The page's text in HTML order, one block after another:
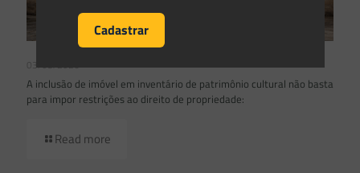
03/08/2026
A inclusão de imóvel em inventário de patrimônio cultural não basta
para impor restrições ao direito de propriedade:
Read more